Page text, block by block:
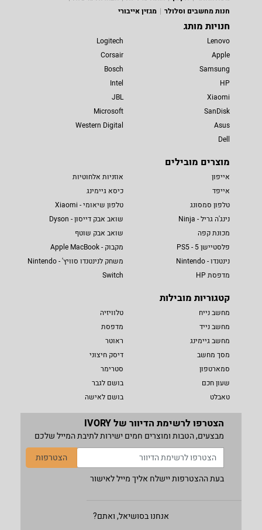
חנות מחשבים וסלולר
מגזין אייבורי
חנויות מותג
Lenovo
Apple
Samsung
HP
Xiaomi
SanDisk
Asus
Dell
Logitech
Corsair
Bosch
Intel
JBL
Microsoft
Western Digital
מוצרים מובילים
אייפון
אייפד
טלפון סמסונג
נינג'ה גריל - Ninja
מכונת קפה
פלסטיישן 5 - PS5
נינטנדו - Nintendo
מדפסת HP
אוזניות אלחוטיות
כיסא גיימינג
טלפון שיאומי - Xiaomi
שואב אבק דייסון - Dyson
שואב אבק שוטף
מקבוק - Apple MacBook
משחק לנינטנדו סוויץ' - Nintendo
Switch
קטגוריות מובילות
מחשב נייח
מחשב נייד
מחשב גיימינג
מסך מחשב
סמארטפון
שעון חכם
טאבלט
טלוויזיה
מדפסת
ראוטר
דיסק חיצוני
סטרימר
בושם לגבר
בושם לאישה
הצטרפו לרשימת הדיוור של IVORY
מבצעים, הטבות ומוצרים חמים ישירות לתיבת המייל שלכם
הצטרפות
בעת ההצטרפות יישלח אליך מייל לאישור
אנחנו בסושיאל, ואתם?